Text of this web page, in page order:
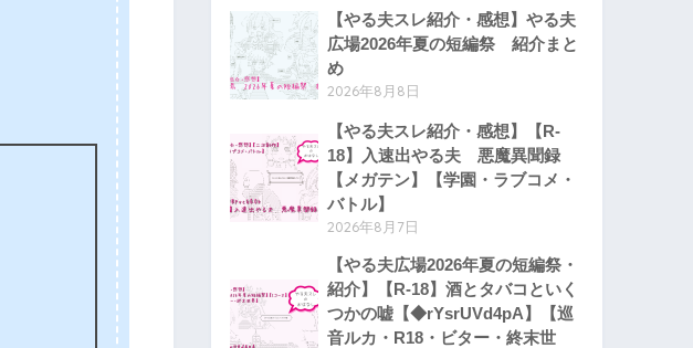
【やる夫スレ紹介・感想】やる夫
広場2026年夏の短編祭 紹介まと
め
2026年8月8日
【やる夫スレ紹介・感想】【R-
18】入速出やる夫 悪魔異聞録
【メガテン】【学園・ラブコメ・
バトル】
2026年8月7日
【やる夫広場2026年夏の短編祭・
紹介】【R-18】酒とタバコといく
つかの嘘【◆rYsrUVd4pA】【巡
音ルカ・R18・ビター・終末世